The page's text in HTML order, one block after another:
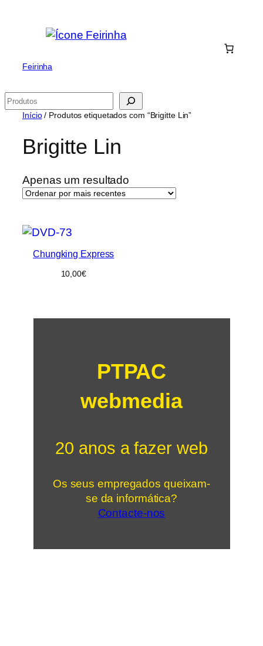
Feirinha
Pesquisar
Início/ Produtos etiquetados com “Brigitte Lin”
Brigitte Lin
Apenas um resultado
Chungking Express
10,00€
PTPAC
webmedia
20 anos a fazer web
Os seus empregados queixam-
se da informática?
Contacte-nos